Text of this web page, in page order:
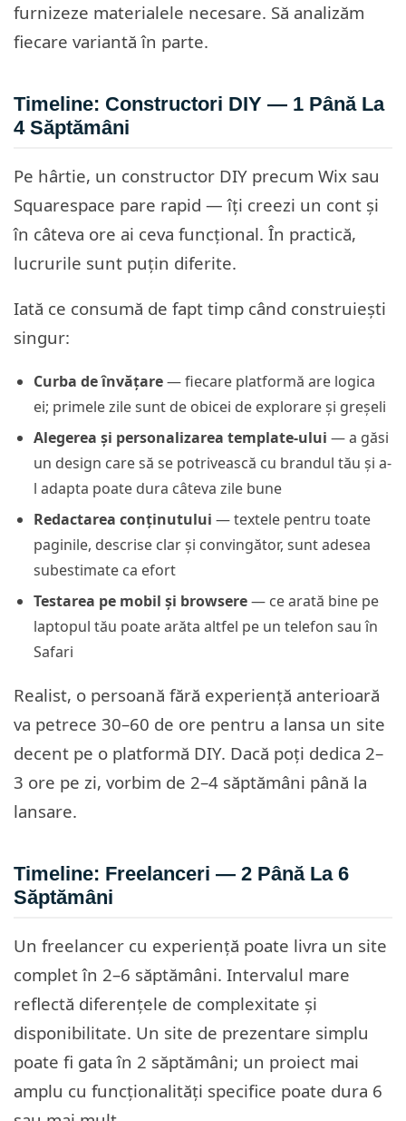
furnizeze materialele necesare. Să analizăm
fiecare variantă în parte.
Timeline: Constructori DIY — 1 Până La
4 Săptămâni
Pe hârtie, un constructor DIY precum Wix sau
Squarespace pare rapid — îți creezi un cont și
în câteva ore ai ceva funcțional. În practică,
lucrurile sunt puțin diferite.
Iată ce consumă de fapt timp când construiești
singur:
Curba de învățare— fiecare platformă are logica
ei; primele zile sunt de obicei de explorare și greșeli
Alegerea și personalizarea template-ului — a găsi
un design care să se potrivească cu brandul tău și a-
l adapta poate dura câteva zile bune
Redactarea conținutului — textele pentru toate
paginile, descrise clar și convingător, sunt adesea
subestimate ca efort
Testarea pe mobil și browsere— ce arată bine pe
laptopul tău poate arăta altfel pe un telefon sau în
Safari
Realist, o persoană fără experiență anterioară
va petrece 30–60 de ore pentru a lansa un site
decent pe o platformă DIY. Dacă poți dedica 2–
3 ore pe zi, vorbim de 2–4 săptămâni până la
lansare.
Timeline: Freelanceri — 2 Până La 6
Săptămâni
Un freelancer cu experiență poate livra un site
complet în 2–6 săptămâni. Intervalul mare
reflectă diferențele de complexitate și
disponibilitate. Un site de prezentare simplu
poate fi gata în 2 săptămâni; un proiect mai
amplu cu funcționalități specifice poate dura 6